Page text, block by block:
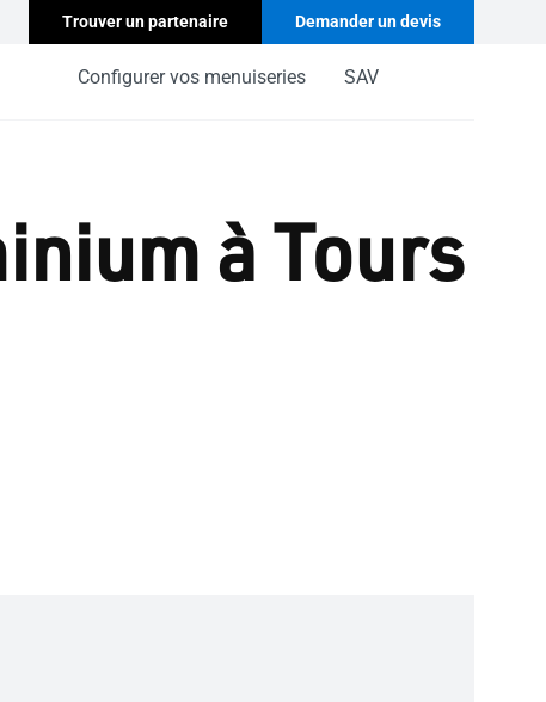
Trouver un partenaire Demander un devis
Configurer vos menuiseries SAV
à Tours